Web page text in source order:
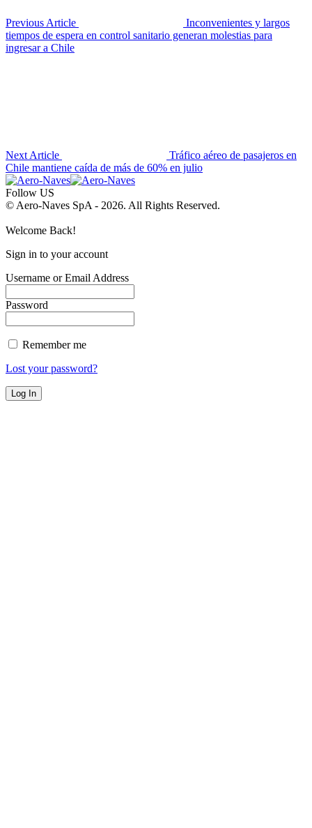
Previous Article
Inconvenientes y largos
tiempos de espera en control sanitario generan molestias para
ingresar a Chile
Next Article
Tráfico aéreo de pasajeros en
Chile mantiene caída de más de 60% en julio
Follow US
© Aero-Naves SpA - 2026. All Rights Reserved.
Welcome Back!
Sign in to your account
Username or Email Address
Password
Remember me
Lost your password?